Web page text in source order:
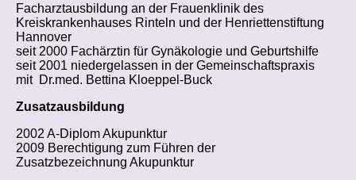
Facharztausbildung an der Frauenklinik des
Kreiskrankenhauses Rinteln und der Henriettenstiftung
Hannover
seit 2000 Fachärztin für Gynäkologie und Geburtshilfe
seit 2001 niedergelassen in der Gemeinschaftspraxis
mit Dr.med. Bettina Kloeppel-Buck
Zusatzausbildung
2002 A-Diplom Akupunktur
2009 Berechtigung zum Führen der
Zusatzbezeichnung Akupunktur